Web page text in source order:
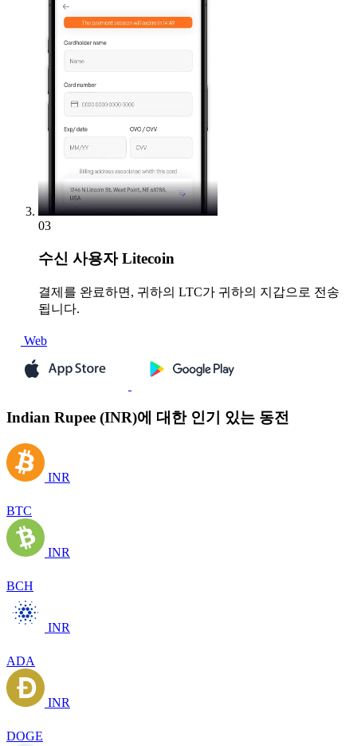
03
수신 사용자 Litecoin
결제를 완료하면, 귀하의 LTC가 귀하의 지갑으로 전송
됩니다.
Web
Indian Rupee (INR)에 대한 인기 있는 동전
INR
BTC
INR
BCH
INR
ADA
INR
DOGE